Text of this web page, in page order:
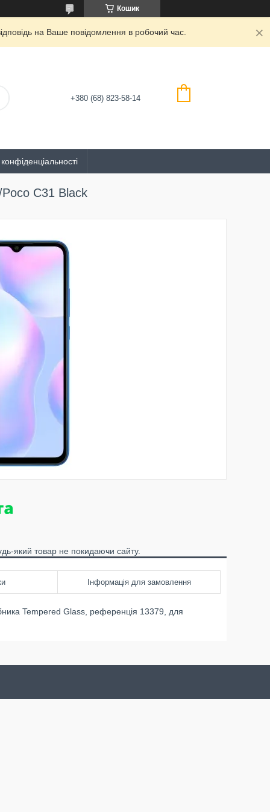
Кошик
на Ваше повідомлення в робочий час.
+380 (68) 823-58-14
C31 Black
який товар не покидаючи сайту.
Інформація для замовлення
Tempered Glass, референція 13379, для